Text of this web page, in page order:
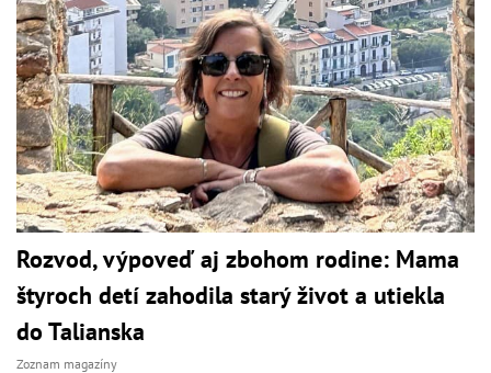
Rozvod, výpoveď aj zbohom rodine: Mama
štyroch detí zahodila starý život a utiekla
do Talianska
Zoznam magazíny